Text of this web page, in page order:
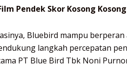
Pendek Skor Kosong Kosong
Bluebird mampu
langkah percepatan
PT Blue Bird Tbk Noni